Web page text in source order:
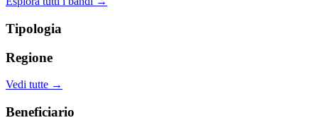
Tipologia
Regione
Vedi tutte →
Beneficiario